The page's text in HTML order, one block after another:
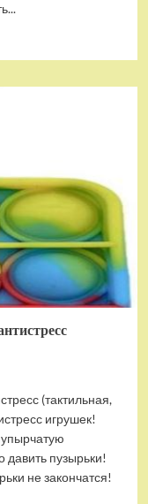
(тактильная,
игрушек!
давить пузырьки!
не закончатся!